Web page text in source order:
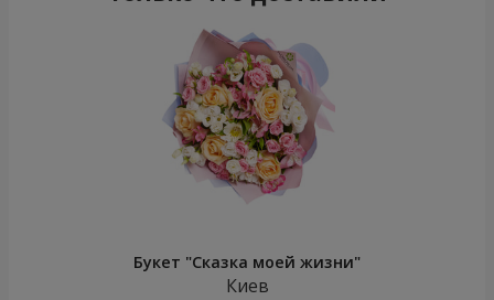
Букет "Сказка моей жизни"
Киев